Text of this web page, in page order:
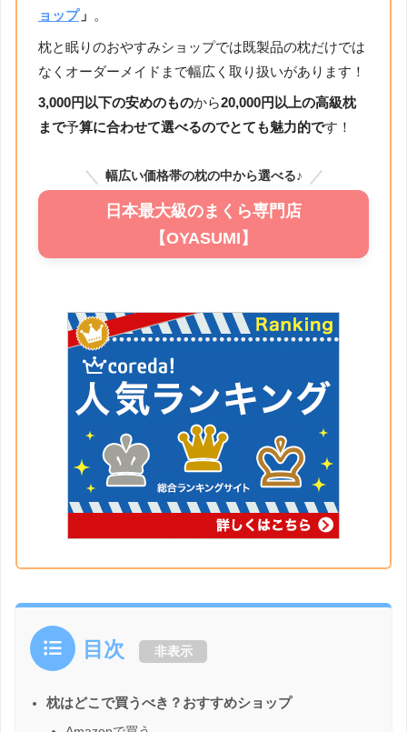
ョップ」 。
枕と眠りのおやすみショップでは既製品の枕だけでは
なくオーダーメイドまで幅広く取り扱いがあります！
3,000円以下の安めのものから20,000円以上の高級枕
まで予算に合わせて選べるのでとても魅力的です！
幅広い価格帯の枕の中から選べる♪
日本最大級のまくら専門店
【OYASUMI】
目次 非表示
枕はどこで買うべき？おすすめショップ